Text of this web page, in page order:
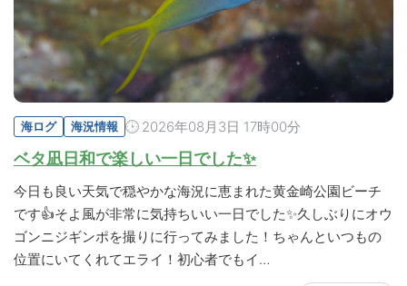
海ログ 海況情報 2026年08月3日 17時00分
ベタ凪日和で楽しい一日でした✨
今日も良い天気で穏やかな海況に恵まれた黄金崎公園ビーチ
です👍そよ風が非常に気持ちいい一日でした✨久しぶりにオウ
ゴンニジギンポを撮りに行ってみました！ちゃんといつもの
位置にいてくれてエライ！初心者でもイ…